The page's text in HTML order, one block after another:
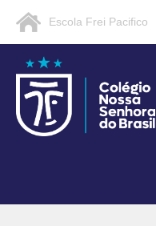
Escola Frei Pacifico